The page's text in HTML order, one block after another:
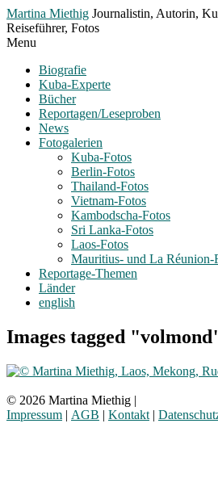
Toggle
Menu
Martina Miethig Journalistin, Autorin,
Reiseführer, Fotos
Menu
Biografie
Kuba-Experte
Bücher
Reportagen/Leseproben
News
Fotogalerien
Kuba-Fotos
Berlin-Fotos
Thailand-Fotos
Vietnam-Fotos
Kambodscha-Fotos
Sri Lanka-Fotos
Laos-Fotos
Mauritius- und La Réunion-
Reportage-Themen
Länder
english
Images tagged
© 2026 Martina Miethig |
Impressum | AGB | Kontakt |